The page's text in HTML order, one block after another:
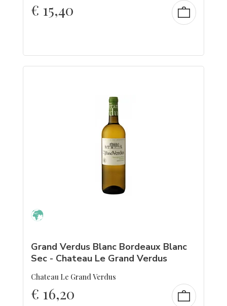
€ 15,40
Grand Verdus Blanc Bordeaux Blanc
Sec - Chateau Le Grand Verdus
Chateau Le Grand Verdus
€ 16,20